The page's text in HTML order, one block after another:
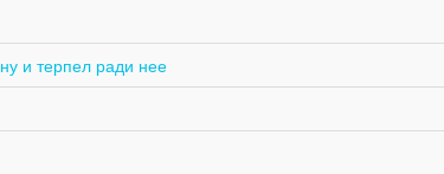
и терпел ради нее